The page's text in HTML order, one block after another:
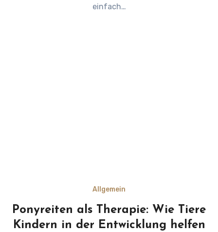
einfach…
Allgemein
Ponyreiten als Therapie: Wie Tiere
Kindern in der Entwicklung helfen